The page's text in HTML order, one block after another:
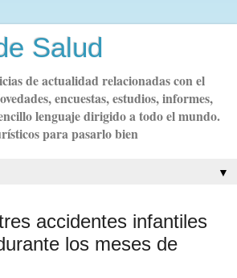
Salud
de actualidad relacionadas con el
encuestas, estudios, informes,
lenguaje dirigido a todo el mundo.
para pasarlo bien
▼
accidentes infantiles
los meses de